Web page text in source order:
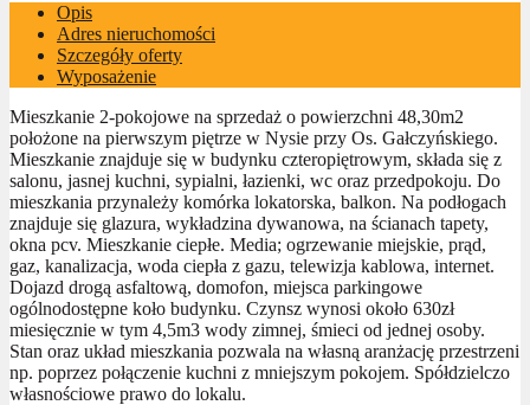
Opis
Adres nieruchomości
Szczegóły oferty
Wyposażenie
Mieszkanie 2-pokojowe na sprzedaż o powierzchni 48,30m2
położone na pierwszym piętrze w Nysie przy Os. Gałczyńskiego.
Mieszkanie znajduje się w budynku czteropiętrowym, składa się z
salonu, jasnej kuchni, sypialni, łazienki, wc oraz przedpokoju. Do
mieszkania przynależy komórka lokatorska, balkon. Na podłogach
znajduje się glazura, wykładzina dywanowa, na ścianach tapety,
okna pcv. Mieszkanie ciepłe. Media; ogrzewanie miejskie, prąd,
gaz, kanalizacja, woda ciepła z gazu, telewizja kablowa, internet.
Dojazd drogą asfaltową, domofon, miejsca parkingowe
ogólnodostępne koło budynku. Czynsz wynosi około 630zł
miesięcznie w tym 4,5m3 wody zimnej, śmieci od jednej osoby.
Stan oraz układ mieszkania pozwala na własną aranżację przestrzeni
np. poprzez połączenie kuchni z mniejszym pokojem. Spółdzielczo
własnościowe prawo do lokalu.